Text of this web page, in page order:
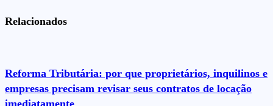
Relacionados
Reforma Tributária: por que proprietários, inquilinos e
empresas precisam revisar seus contratos de locação